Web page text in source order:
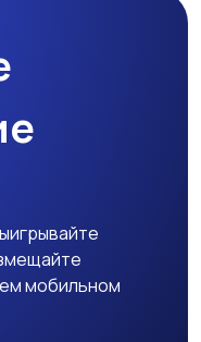
мобильном